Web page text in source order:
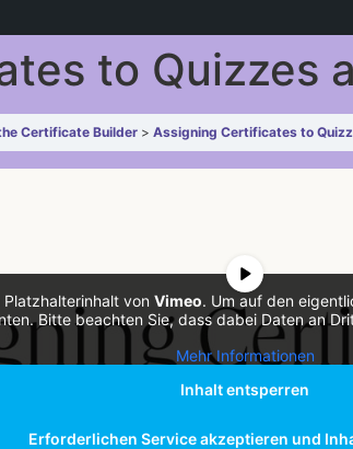
to Quizzes
Certificate Builder Assigning Certificates to
von Vimeo. Um auf den
Bitte beachten Sie, dass dabei Daten an
Mehr Informationen
Inhalt entsperren
Erforderlichen Service akzeptieren und